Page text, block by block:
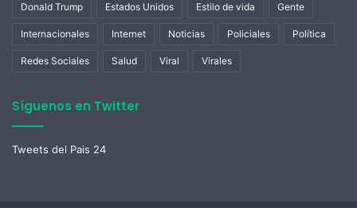
Donald Trump Estados Unidos Estilo de vida Gente
Internacionales Internet Noticias Policiales Política
Redes Sociales Salud Viral Virales
Síguenos en Twitter
Tweets del Pais 24